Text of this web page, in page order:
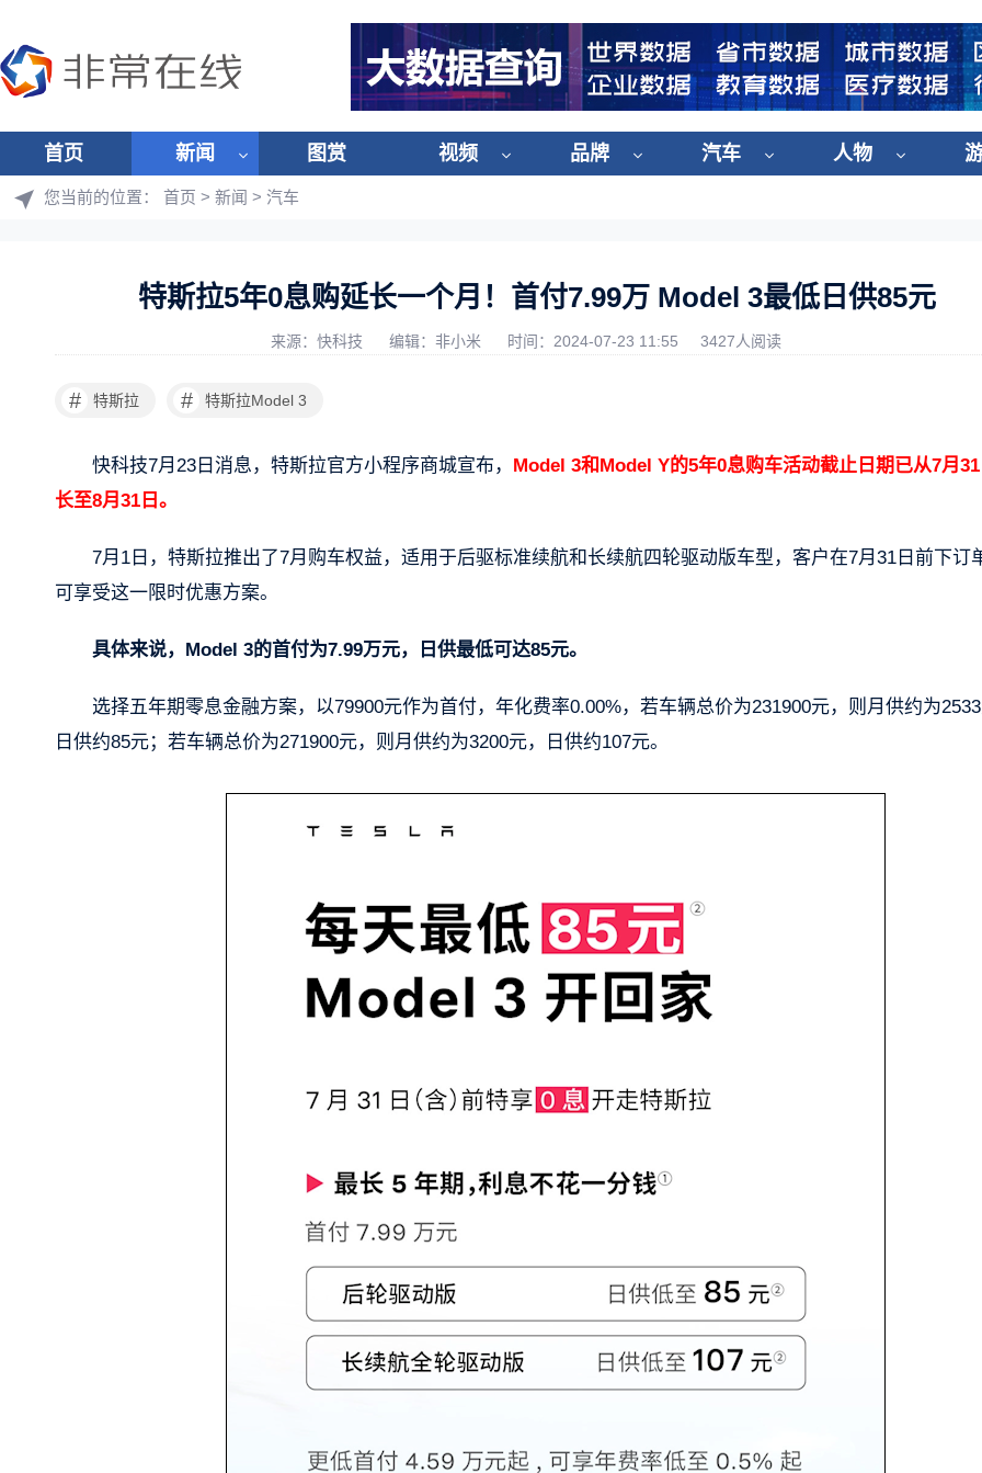
首页 新闻 图赏 视频 品牌 汽车 人物
您当前的位置： 首页 > 新闻 > 汽车
特斯拉5年0息购延长一个月！首付7.99万 Model 3最低日供85元
来源：快科技 编辑：非小米 时间：2024-07-23 11:55 3427人阅读
# 特斯拉 # 特斯拉Model 3
快科技7月23日消息，特斯拉官方小程序商城宣布， Model 3和Model Y的5年0息购车活动截止日期已从7月
长至8月31日。
7月1日，特斯拉推出了7月购车权益，适用于后驱标准续航和长续航四轮驱动版车型，客户在7月31日前下订
可享受这一限时优惠方案。
具体来说，Model 3的首付为7.99万元，日供最低可达85元。
选择五年期零息金融方案，以79900元作为首付，年化费率0.00%，若车辆总价为231900元，则月供约为2533
日供约85元；若车辆总价为271900元，则月供约为3200元，日供约107元。